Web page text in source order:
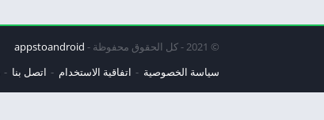
© 2021 - كل الحقوق محفوظة -
appstoandroid
سياسة الخصوصية
اتفاقية الاستخدام اتصل بنا